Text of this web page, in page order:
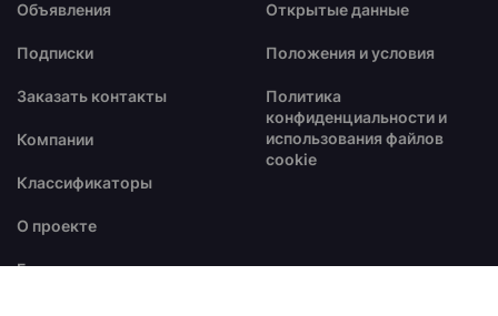
Объявления
Подписки
Заказать контакты
Компании
Классификаторы
О проекте
Блог
Открытые данные
Положения и условия
Политика
конфиденциальности и
использования файлов
cookie